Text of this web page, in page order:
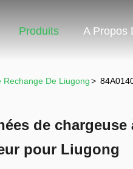
Produits A Propos
Rechange De Liugong>
de chargeuse
pour Liugong